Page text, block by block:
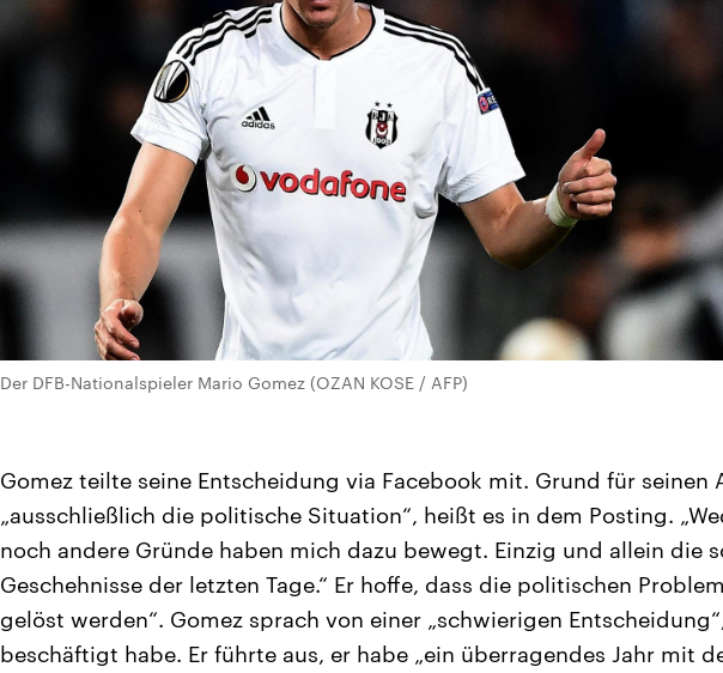
Der DFB-Nationalspieler Mario Gomez (OZAN KOSE / AFP)
Gomez teilte seine Entscheidung via Facebook mit. Grund für seinen
„ausschließlich die politische Situation“, heißt es in dem Posting.
noch andere Gründe haben mich dazu bewegt. Einzig und allein die
Geschehnisse der letzten Tage.“ Er hoffe, dass die politischen
gelöst werden“. Gomez sprach von einer „schwierigen
beschäftigt habe. Er führte aus, er habe „ein überragendes Jahr mit